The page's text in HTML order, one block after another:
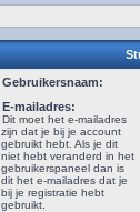
Gebruikersnaam:
E-mailadres:
Dit moet het e-mailadres
zijn dat je bij je account
gebruikt hebt. Als je dit
niet hebt veranderd in het
gebruikerspaneel dan is
dit het e-mailadres dat je
bij je registratie hebt
gebruikt.